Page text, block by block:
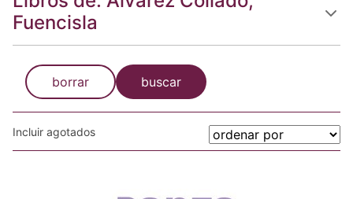
Fuencisla
borrar buscar
Incluir agotados